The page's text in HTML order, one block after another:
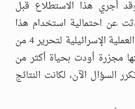
أُجري هذا الاستطلاع قبل
عن احتمالية استخدام هذا
الرصيف البحري في العملية الإسرائيلية لتحرير 4 من
مجزرة أودت بحياة أكثر من
السؤال الآن، لكانت النتائج